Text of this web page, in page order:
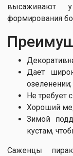
высаживают
формирования
Дает
озеленении;
Не требует
Хороший
Зимой
кустам,
Саженцы